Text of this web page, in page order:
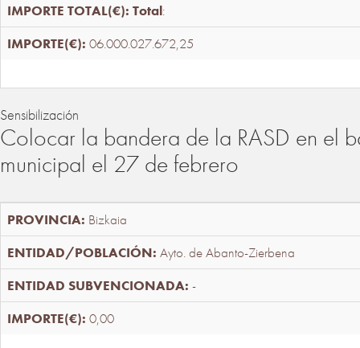
Total:
06.000.027.672,25
Sensibilización
Colocar la bandera de la RASD en el
municipal el 27 de febrero
Bizkaia
Ayto. de Abanto-Zierbena
-
0,00